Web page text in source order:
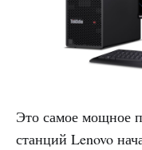
Это самое мощное
станций Lenovo